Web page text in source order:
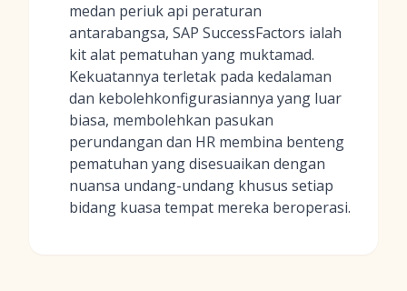
medan periuk api peraturan
antarabangsa, SAP SuccessFactors ialah
kit alat pematuhan yang muktamad.
Kekuatannya terletak pada kedalaman
dan kebolehkonfigurasiannya yang luar
biasa, membolehkan pasukan
perundangan dan HR membina benteng
pematuhan yang disesuaikan dengan
nuansa undang-undang khusus setiap
bidang kuasa tempat mereka beroperasi.